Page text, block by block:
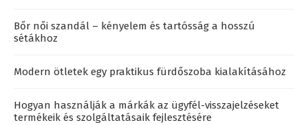
Bőr női szandál – kényelem és tartósság a hosszú
sétákhoz
Modern ötletek egy praktikus fürdőszoba kialakításához
Hogyan használják a márkák az ügyfél-visszajelzéseket
termékeik és szolgáltatásaik fejlesztésére